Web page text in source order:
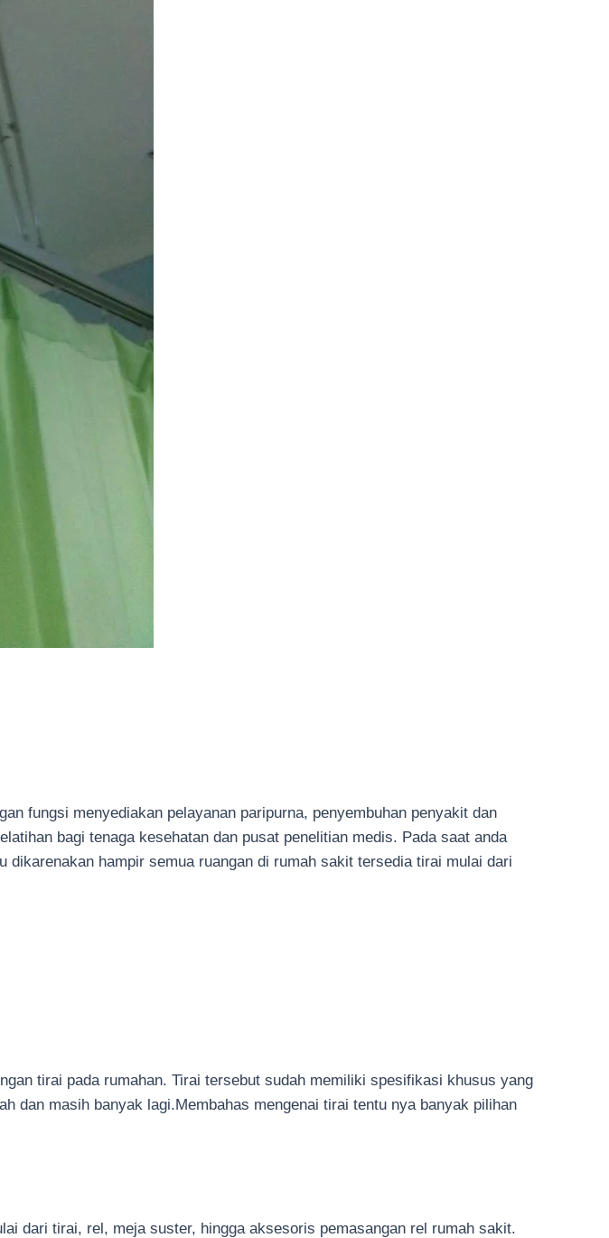
fungsi menyediakan pelayanan paripurna, penyembuhan penyakit dan
bagi tenaga kesehatan dan pusat penelitian medis. Pada saat anda
hampir semua ruangan di rumah sakit tersedia tirai mulai dari
tirai pada rumahan. Tirai tersebut sudah memiliki spesifikasi khusus yang
dan masih banyak lagi.Membahas mengenai tirai tentu nya banyak pilihan
dari tirai, rel, meja suster, hingga aksesoris pemasangan rel rumah sakit.